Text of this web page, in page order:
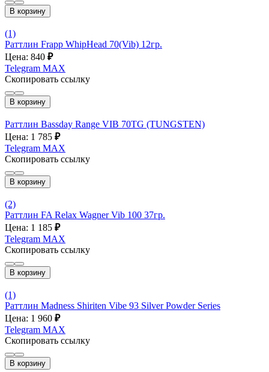
В корзину
(1)
Раттлин Frapp WhipHead 70(Vib) 12гр.
Цена: 840 ₽
Telegram MAX
Скопировать ссылку
В корзину
Раттлин Bassday Range VIB 70TG (TUNGSTEN)
Цена: 1 785 ₽
Telegram MAX
Скопировать ссылку
В корзину
(2)
Раттлин FA Relax Wagner Vib 100 37гр.
Цена: 1 185 ₽
Telegram MAX
Скопировать ссылку
В корзину
(1)
Раттлин Madness Shiriten Vibe 93 Silver Powder Series
Цена: 1 960 ₽
Telegram MAX
Скопировать ссылку
В корзину